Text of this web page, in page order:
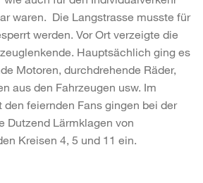
waren. Die Langstrasse musste für
werden. Vor Ort verzeigte die
Hauptsächlich ging es
Motoren, durchdrehende Räder,
aus den Fahrzeugen usw. Im
feiernden Fans gingen bei der
Dutzend Lärmklagen von
Kreisen 4, 5 und 11 ein.